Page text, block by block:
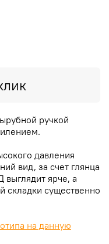
ручкой
давления
вид, за счет глянца
выглядит ярче, а
складки существенно
на данную